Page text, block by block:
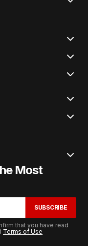
Most
SUBSCRIBE
that you have read
Terms of Use